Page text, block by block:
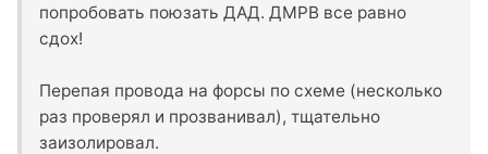
попробовать поюзать ДАД. ДМРВ все равно
сдох!
Перепая провода на форсы по схеме (несколько
раз проверял и прозванивал), тщательно
заизолировал.